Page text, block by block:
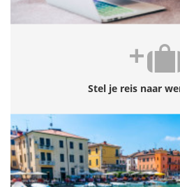
Stel je reis naar